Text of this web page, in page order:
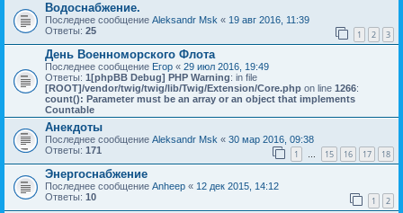
Водоснабжение.
Последнее сообщение Aleksandr Msk « 19 авг 2016, 11:39
Ответы: 25 1 2 3
День Военноморского Флота
Последнее сообщение Егор « 29 июл 2016, 19:49
Ответы: 1 [phpBB Debug] PHP Warning: in file
[ROOT]/vendor/twig/twig/lib/Twig/Extension/Core.php on line 1266:
count(): Parameter must be an array or an object that implements
Countable
Анекдоты
Последнее сообщение Aleksandr Msk « 30 мар 2016, 09:38
Ответы: 171 1 … 15 16 17 18
Энергоснабжение
Последнее сообщение Anheep « 12 дек 2015, 14:12
Ответы: 10 1 2